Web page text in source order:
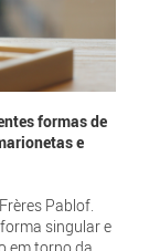
formas de
e
Pablof.
singular e